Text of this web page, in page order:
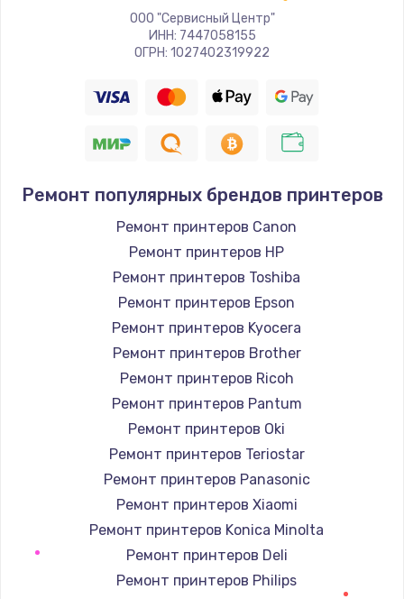
Заказать
Замена ТЭНа
Заказать
Замена шнура
Заказать
Замена / ремонт электронного модуля
управления
600 руб.
Заказать
Замена конфорки
Заказать
Замена платы сенсора
Заказать
Замена регулятора режимов конфорки
ООО "Сервисный Центр"
ИНН: 7447058155
ОГРН: 1027402319922
Ремонт популярных брендов принтеров
Ремонт принтеров Canon
Ремонт принтеров HP
Ремонт принтеров Toshiba
Ремонт принтеров Epson
Ремонт принтеров Kyocera
Ремонт принтеров Brother
Ремонт принтеров Ricoh
Ремонт принтеров Pantum
Ремонт принтеров Oki
Ремонт принтеров Teriostar
Ремонт принтеров Panasonic
Ремонт принтеров Xiaomi
Ремонт принтеров Konica Minolta
Ремонт принтеров Deli
Ремонт принтеров Philips